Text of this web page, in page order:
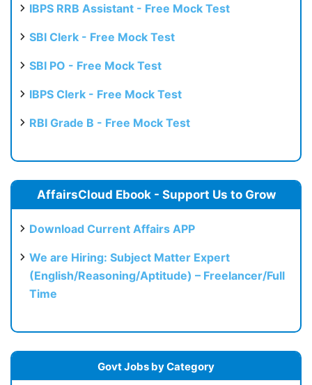
IBPS RRB Assistant - Free Mock Test
SBI Clerk - Free Mock Test
SBI PO - Free Mock Test
IBPS Clerk - Free Mock Test
RBI Grade B - Free Mock Test
AffairsCloud Ebook - Support Us to Grow
Download Current Affairs APP
We are Hiring: Subject Matter Expert
(English/Reasoning/Aptitude) – Freelancer/Full
Time
Govt Jobs by Category